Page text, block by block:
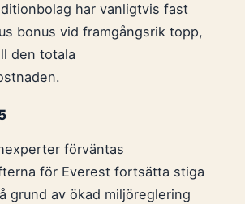
har vanligtvis fast
bonus vid framgångsrik topp,
den totala
förväntas
för Everest fortsätta stiga
grund av ökad miljöreglering